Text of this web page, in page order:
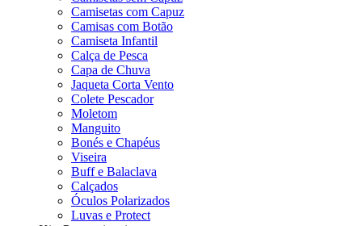
Camisetas com Capuz
Camisas com Botão
Camiseta Infantil
Calça de Pesca
Capa de Chuva
Jaqueta Corta Vento
Colete Pescador
Moletom
Manguito
Bonés e Chapéus
Viseira
Buff e Balaclava
Calçados
Óculos Polarizados
Luvas e Protect